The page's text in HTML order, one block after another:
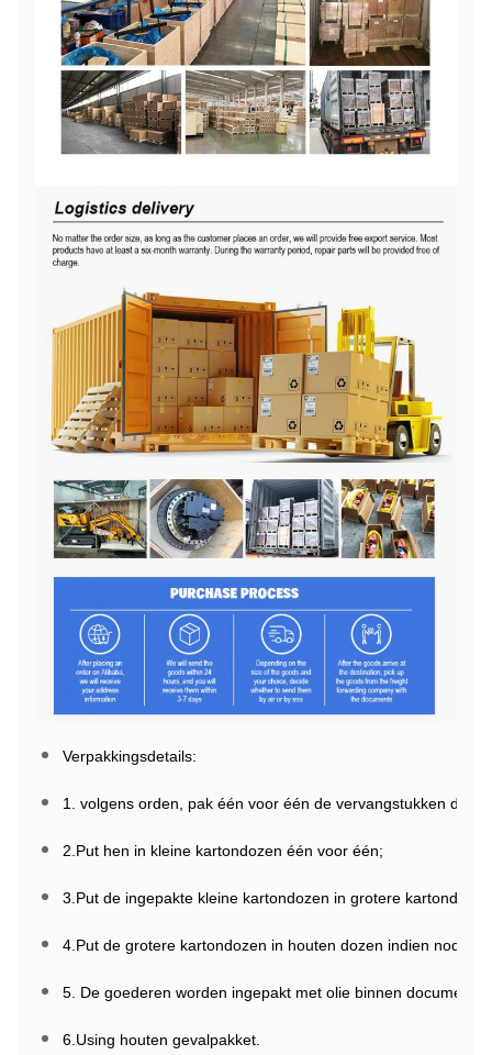
Verpakkingsdetails:
1. volgens orden, pak één voor één de vervangstukken door
2.Put hen in kleine kartondozen één voor één;
3.Put de ingepakte kleine kartondozen in grotere
4.Put de grotere kartondozen in houten dozen indien nodig
5. De goederen worden ingepakt met olie binnen document
6.Using houten gevalpakket.